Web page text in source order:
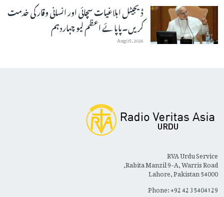
ڈیجیٹل ابلاغیات سچائی اور انسانی وقار کی خدمت
کریں۔پاپائے اعظم لیو چہاردہم
Aug 05, 2026
RVA Urdu Service
Rabita Manzil 9-A, Warris Road,
Lahore, Pakistan 54000
Phone: +92 42 35404129